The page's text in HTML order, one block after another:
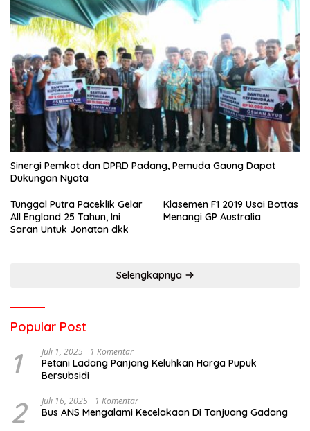
Sinergi Pemkot dan DPRD Padang, Pemuda Gaung Dapat
Dukungan Nyata
Tunggal Putra Paceklik Gelar
All England 25 Tahun, Ini
Saran Untuk Jonatan dkk
Klasemen F1 2019 Usai Bottas
Menangi GP Australia
Selengkapnya
Popular Post
1 Juli 1, 2025 1 Komentar
Petani Ladang Panjang Keluhkan Harga Pupuk
Bersubsidi
2 Juli 16, 2025 1 Komentar
Bus ANS Mengalami Kecelakaan Di Tanjuang Gadang